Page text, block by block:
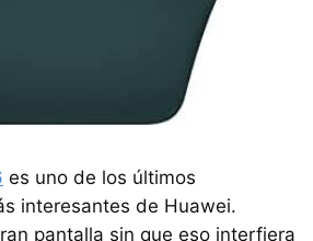
es uno de los últimos
interesantes de Huawei.
pantalla sin que eso interfiera